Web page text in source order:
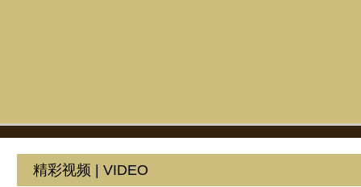
精彩视频 | VIDEO